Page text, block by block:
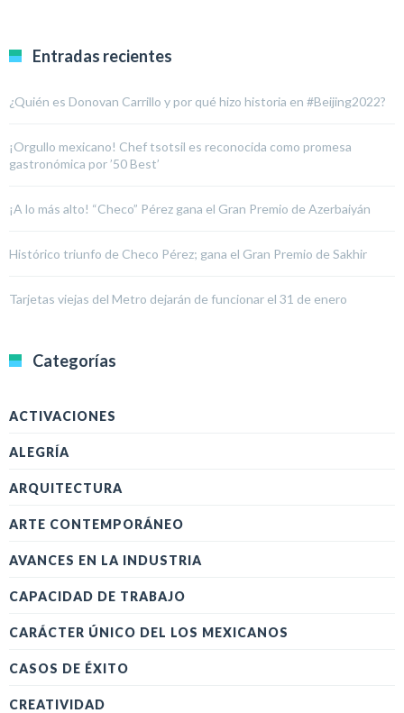
Entradas recientes
¿Quién es Donovan Carrillo y por qué hizo historia en #Beijing2022?
¡Orgullo mexicano! Chef tsotsil es reconocida como promesa
gastronómica por ’50 Best’
¡A lo más alto! “Checo” Pérez gana el Gran Premio de Azerbaiyán
Histórico triunfo de Checo Pérez; gana el Gran Premio de Sakhir
Tarjetas viejas del Metro dejarán de funcionar el 31 de enero
Categorías
ACTIVACIONES
ALEGRÍA
ARQUITECTURA
ARTE CONTEMPORÁNEO
AVANCES EN LA INDUSTRIA
CAPACIDAD DE TRABAJO
CARÁCTER ÚNICO DEL LOS MEXICANOS
CASOS DE ÉXITO
CREATIVIDAD